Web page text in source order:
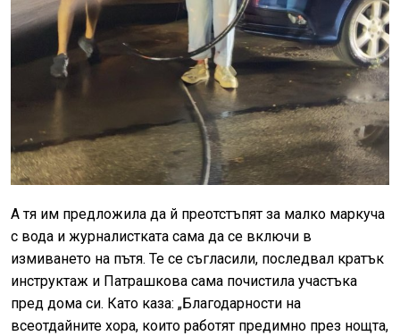
А тя им предложила да й преотстъпят за малко маркуча
с вода и журналистката сама да се включи в
измиването на пътя. Те се съгласили, последвал кратък
инструктаж и Патрашкова сама почистила участъка
пред дома си. Като каза: „Благодарности на
всеотдайните хора, които работят предимно през нощта,